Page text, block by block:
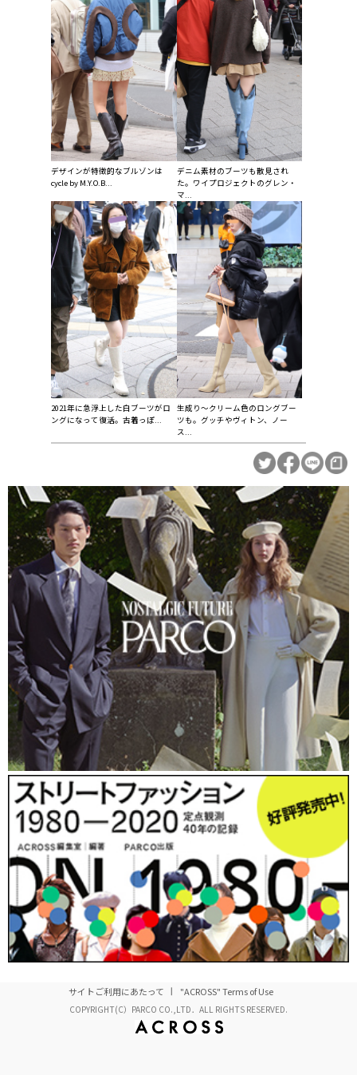
デザインが特徴的なブルゾンは
cycle by M.Y.O.B...
デニム素材のブーツも散見され
た。ワイプロジェクトのグレン・
マ...
2021年に急浮上した白ブーツがロ
ングになって復活。古着っぽ...
生成り～クリーム色のロングブー
ツも。グッチやヴィトン、ノー
ス...
サイトご利用にあたって "ACROSS" Terms of Use
COPYRIGHT(C）PARCO CO.,LTD．ALL RIGHTS RESERVED.